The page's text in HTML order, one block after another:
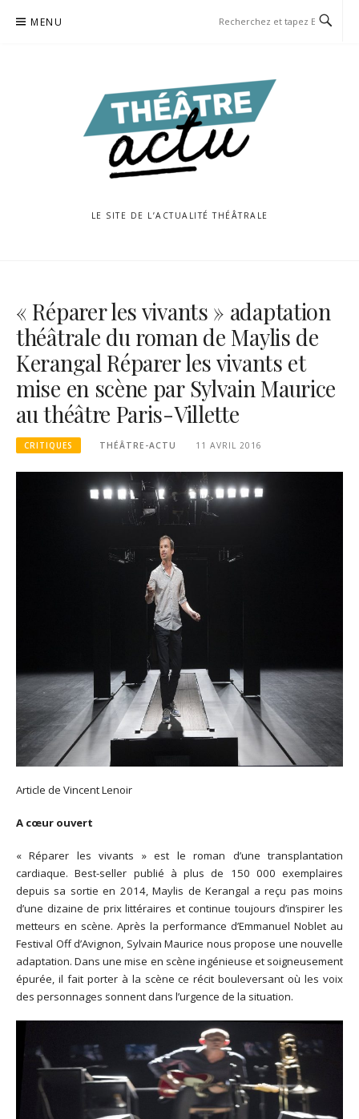
MENU
LE SITE DE L’ACTUALITÉ THÉÂTRALE
« Réparer les vivants » adaptation
théâtrale du roman de Maylis de
Kerangal Réparer les vivants et
mise en scène par Sylvain Maurice
au théâtre Paris-Villette
CRITIQUES THÉÂTRE-ACTU 11 AVRIL 2016
Article de Vincent Lenoir
A cœur ouvert
« Réparer les vivants » est le roman d’une transplantation
cardiaque. Best-seller publié à plus de 150 000 exemplaires
depuis sa sortie en 2014, Maylis de Kerangal a reçu pas moins
d’une dizaine de prix littéraires et continue toujours d’inspirer les
metteurs en scène. Après la performance d’Emmanuel Noblet au
Festival Off d’Avignon, Sylvain Maurice nous propose une nouvelle
adaptation. Dans une mise en scène ingénieuse et soigneusement
épurée, il fait porter à la scène ce récit bouleversant où les voix
des personnages sonnent dans l’urgence de la situation.